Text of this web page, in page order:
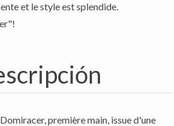
et le style est splendide.
première main, issue d'une